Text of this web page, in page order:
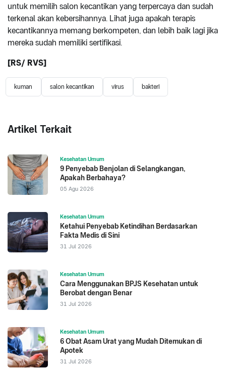
untuk memilih salon kecantikan yang terpercaya dan sudah
terkenal akan kebersihannya. Lihat juga apakah terapis
kecantikannya memang berkompeten, dan lebih baik lagi jika
mereka sudah memiliki sertifikasi.
[RS/ RVS]
kuman salon kecantikan virus bakteri
Artikel Terkait
Kesehatan Umum
9 Penyebab Benjolan di Selangkangan,
Apakah Berbahaya?
05 Agu 2026
Kesehatan Umum
Ketahui Penyebab Ketindihan Berdasarkan
Fakta Medis di Sini
31 Jul 2026
Kesehatan Umum
Cara Menggunakan BPJS Kesehatan untuk
Berobat dengan Benar
31 Jul 2026
Kesehatan Umum
6 Obat Asam Urat yang Mudah Ditemukan di
Apotek
31 Jul 2026